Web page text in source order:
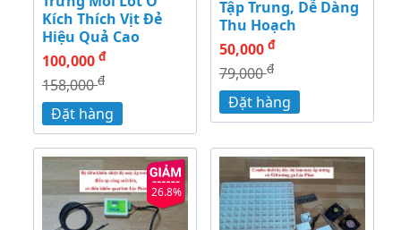
Kích Thích Vịt Đẻ
Hiệu Quả Cao
100,000 đ
158,000đ
Đặt hàng
Tập Trung, Dễ Dàng
Thu Hoạch
50,000 đ
79,000đ
Đặt hàng
26.8%